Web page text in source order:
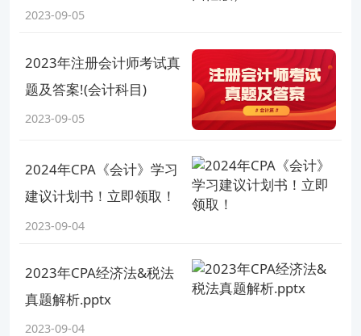
资料转载自互联网，均尽力标明作者和出处。本网站转载的目的在于
真实性负责。 如您认为本网站刊载作品涉及版权等问题，请与本网站
联系(邮箱fawu@gaodun.com，电话：021-31587497)，本网站核实
确认后会尽快予以处理。
查看完整报告
版）.PDF
2023-09-05
2023年注册会计师考试真
题及答案!(会计科目)
2023-09-05
2024年CPA《会计》学习
建议计划书！立即领取！
2023-09-04
2023年CPA经济法&税法
真题解析.pptx
2023-09-04